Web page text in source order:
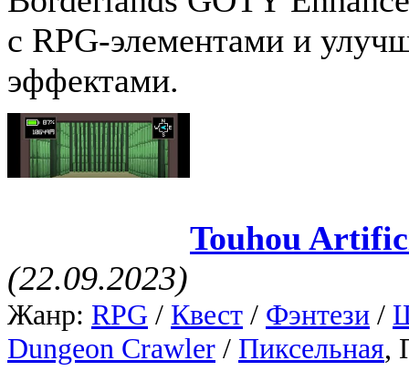
с RPG-элементами и
эффектами.
Touhou
(22.09.2023)
Жанр: RPG / Квест / Фэнтези /
Dungeon Crawler / Пиксельная,